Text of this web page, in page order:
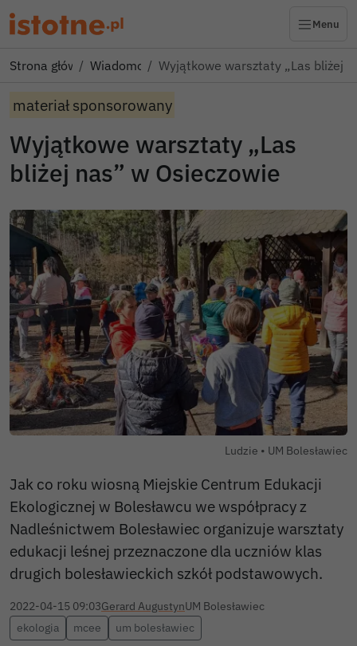
Menu
Strona głównaWiadomościWyjątkowe warsztaty „Las bliżej
materiał sponsorowany
Wyjątkowe warsztaty „Las
bliżej nas” w Osieczowie
Ludzie • Autor zdjęcia:
UM Bolesławiec
Jak co roku wiosną Miejskie Centrum Edukacji
Ekologicznej w Bolesławcu we współpracy z
Nadleśnictwem Bolesławiec organizuje warsztaty
edukacji leśnej przeznaczone dla uczniów klas
drugich bolesławieckich szkół podstawowych.
2022-04-15 09:03Gerard AugustynUM Bolesławiec
ekologia
mcee um bolesławiec